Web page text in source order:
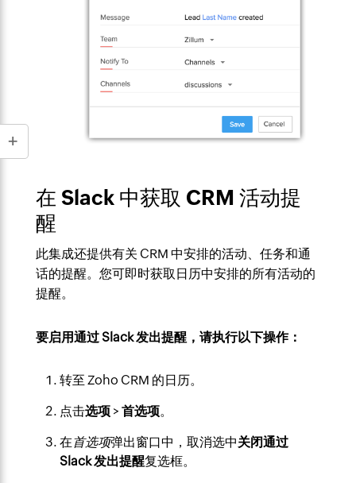
在 Slack 中获取 CRM 活动提
醒
此集成还提供有关 CRM 中安排的活动、任务和通
话的提醒。您可即时获取日历中安排的所有活动的
提醒。
要启用通过 Slack 发出提醒，请执行以下操作：
转至 Zoho CRM 的日历。
点击选项> 首选项。
在首选项弹出窗口中，取消选中关闭通过
Slack 发出提醒复选框。